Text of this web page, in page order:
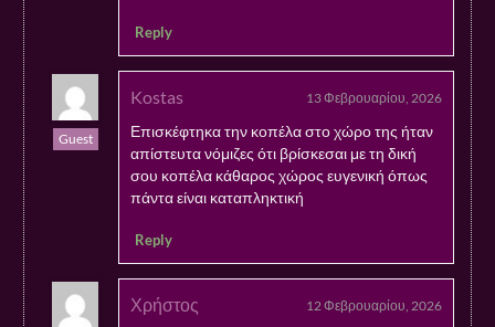
Reply
Guest
Kostas 13 Φεβρουαρίου, 2026
Επισκέφτηκα την κοπέλα στο χώρο της ήταν
απίστευτα νόμιζες ότι βρίσκεσαι με τη δική
σου κοπέλα κάθαρος χώρος ευγενική όπως
πάντα είναι καταπληκτική
Reply
Χρήστος 12 Φεβρουαρίου, 2026